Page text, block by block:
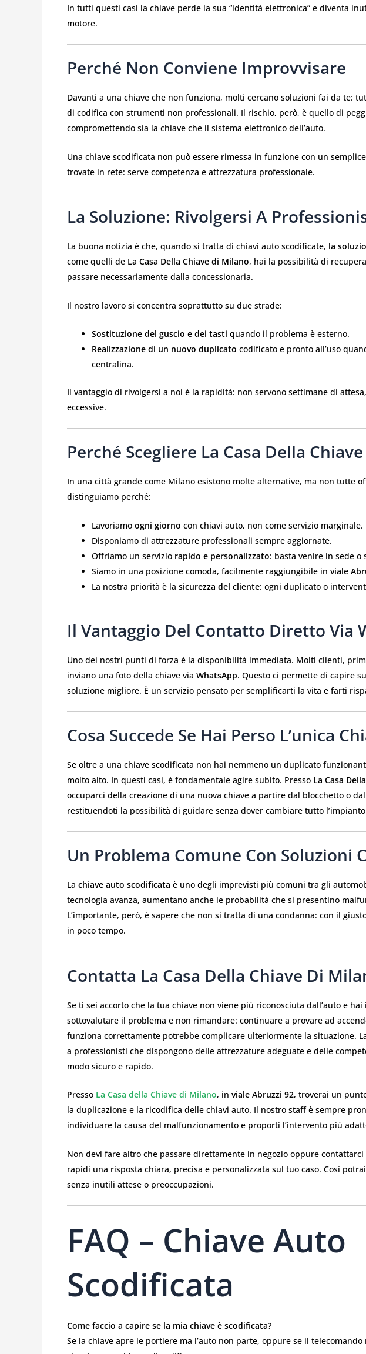
In tutti questi casi la chiave perde la sua “identità elettronica” e diventa
motore.
Perché Non Conviene Improvvisare
Davanti a una chiave che non funziona, molti cercano soluzioni fai da te:
di codifica con strumenti non professionali. Il rischio, però, è quello di
compromettendo sia la chiave che il sistema elettronico dell’auto.
Una chiave scodificata non può essere rimessa in funzione con un
trovate in rete: serve competenza e attrezzatura professionale.
La Soluzione: Rivolgersi A
La buona notizia è che, quando si tratta di chiavi auto scodificate, la
come quelli de La Casa Della Chiave di Milano, hai la possibilità di
passare necessariamente dalla concessionaria.
Il nostro lavoro si concentra soprattutto su due strade:
Sostituzione del guscio e dei tasti quando il problema è esterno.
Realizzazione di un nuovo duplicato codificato e pronto all’uso
centralina.
Il vantaggio di rivolgersi a noi è la rapidità: non servono settimane di
eccessive.
Perché Scegliere La Casa Della
In una città grande come Milano esistono molte alternative, ma non tutte
distinguiamo perché:
Lavoriamo ogni giorno con chiavi auto, non come servizio marginale.
Disponiamo di attrezzature professionali sempre aggiornate.
Offriamo un servizio rapido e personalizzato: basta venire in sede o
Siamo in una posizione comoda, facilmente raggiungibile in viale
La nostra priorità è la sicurezza del cliente: ogni duplicato o
Il Vantaggio Del Contatto Diretto Via
Uno dei nostri punti di forza è la disponibilità immediata. Molti clienti,
inviano una foto della chiave via WhatsApp. Questo ci permette di capire
soluzione migliore. È un servizio pensato per semplificarti la vita e farti
Cosa Succede Se Hai Perso L’unica
Se oltre a una chiave scodificata non hai nemmeno un duplicato
molto alto. In questi casi, è fondamentale agire subito. Presso La Casa
occuparci della creazione di una nuova chiave a partire dal blocchetto o
restituendoti la possibilità di guidare senza dover cambiare tutto
Un Problema Comune Con Soluzioni
La chiave auto scodificata è uno degli imprevisti più comuni tra gli
tecnologia avanza, aumentano anche le probabilità che si presentino
L’importante, però, è sapere che non si tratta di una condanna: con il
in poco tempo.
Contatta La Casa Della Chiave Di
Se ti sei accorto che la tua chiave non viene più riconosciuta dall’auto e
sottovalutare il problema e non rimandare: continuare a provare ad
funziona correttamente potrebbe complicare ulteriormente la situazione.
a professionisti che dispongono delle attrezzature adeguate e delle
modo sicuro e rapido.
Presso La Casa della Chiave di Milano, in viale Abruzzi 92, troverai un
la duplicazione e la ricodifica delle chiavi auto. Il nostro staff è sempre
individuare la causa del malfunzionamento e proporti l’intervento più
Non devi fare altro che passare direttamente in negozio oppure contattarci
rapidi una risposta chiara, precisa e personalizzata sul tuo caso. Così
senza inutili attese o preoccupazioni.
FAQ – Chiave Auto
Scodificata
Come faccio a capire se la mia chiave è scodificata?
Se la chiave apre le portiere ma l’auto non parte, oppure se il